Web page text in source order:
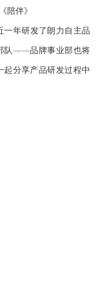
陪伴》
一年研发了朗力自主品
队——品牌事业部也将
分享产品研发过程中